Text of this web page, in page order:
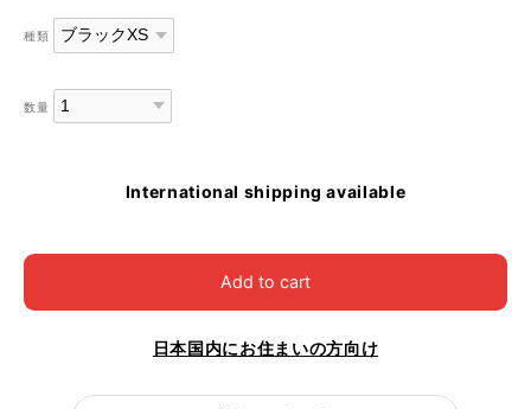
種類
数量
International shipping available
Add to cart
日本国内にお住まいの方向け